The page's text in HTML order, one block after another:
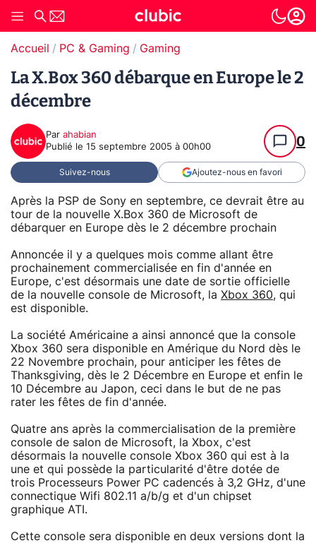
Accueil PC & Gaming Gaming
La X.Box 360 débarque en Europe le 2
décembre
Par ahabian
Publié le 15 septembre 2005 à 00h00 0
Suivez-nous Ajoutez-nous en favori
Après la PSP de Sony en septembre, ce devrait être au
tour de la nouvelle X.Box 360 de Microsoft de
débarquer en Europe dès le 2 décembre prochain
Annoncée il y a quelques mois comme allant être
prochainement commercialisée en fin d'année en
Europe, c'est désormais une date de sortie officielle
de la nouvelle console de Microsoft, la Xbox 360, qui
est disponible.
La société Américaine a ainsi annoncé que la console
Xbox 360 sera disponible en Amérique du Nord dès le
22 Novembre prochain, pour anticiper les fêtes de
Thanksgiving, dès le 2 Décembre en Europe et enfin le
10 Décembre au Japon, ceci dans le but de ne pas
rater les fêtes de fin d'année.
Quatre ans après la commercialisation de la première
console de salon de Microsoft, la Xbox, c'est
désormais la nouvelle console Xbox 360 qui est à la
une et qui possède la particularité d'être dotée de
trois Processeurs Power PC cadencés à 3,2 GHz, d'une
connectique Wifi 802.11 a/b/g et d'un chipset
graphique ATI.
Cette console sera disponible en deux versions dont la